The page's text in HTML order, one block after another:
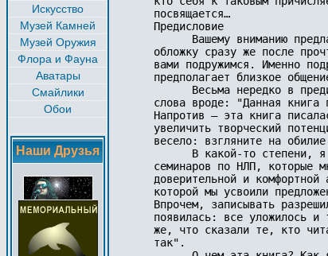
Искусство
Музей Камней
Музей Оружия
Флора и Фауна
Аватары
Смайлики
Обои
Наши Друзья
посвящается…
Предисловие
Вашему вниманию
обложку сразу же после
вами подружимся. Именно
предполагает близкое
Весьма нередко в
слова вроде: "Данная книга
Напротив – эта книга
увеличить творческий
весело: взгляните на
В какой-то степени,
семинаров по НЛП, которые
доверительной и
которой мы усвоили
Впрочем, записывать
появилась: все уложилось
же, что сказали те, кто
так".